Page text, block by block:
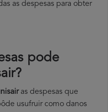
as despesas para obter
pode
as despesas que
usufruir como danos